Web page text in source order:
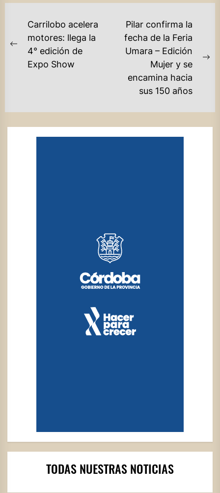
NAVEGACIÓN
DE
ENTRADAS
Previous
post:
Carrilobo acelera
motores: llega la
4° edición de
Expo Show
Pilar confirma la
fecha de la Feria
Umara – Edición
Mujer y se
encamina hacia
sus 150 años
TODAS NUESTRAS NOTICIAS